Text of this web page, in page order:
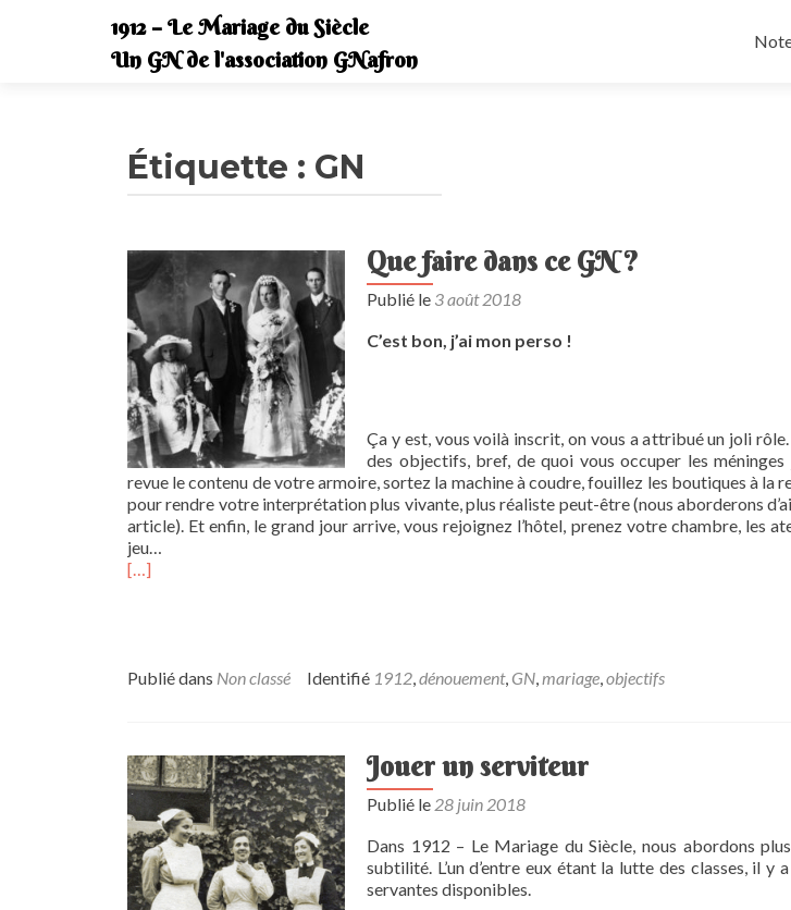
1912 – Le Mariage du Siècle
Un GN de l'association GNafron
au
Étiquette : GN
Que faire dans ce GN ?
Publié le 3 août 2018
C’est bon, j’ai mon perso !
Ça y est, vous voilà inscrit, on vous a attribué un joli
des objectifs, bref, de quoi vous occuper les méninges
revue le contenu de votre armoire, sortez la machine à coudre, fouillez les boutiques à la
pour rendre votre interprétation plus vivante, plus réaliste peut-être (nous aborderons
article). Et enfin, le grand jour arrive, vous rejoignez l’hôtel, prenez votre chambre, les
jeu…
[…]
Publié dans Non classé Identifié 1912,dénouement, GN,mariage,objectifs
Jouer un serviteur
Publié le 28 juin 2018
Dans 1912 – Le Mariage du Siècle, nous abordons
subtilité. L’un d’entre eux étant la lutte des classes, il y
servantes disponibles.